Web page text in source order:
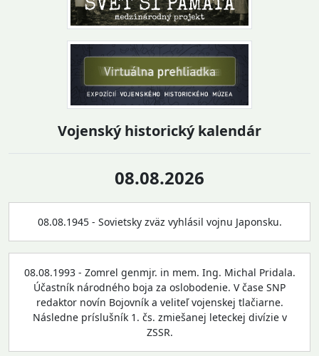
Vojenský historický kalendár
08.08.2026
08.08.1945 - Sovietsky zväz vyhlásil vojnu Japonsku.
08.08.1993 - Zomrel genmjr. in mem. Ing. Michal Pridala.
Účastník národného boja za oslobodenie. V čase SNP
redaktor novín Bojovník a veliteľ vojenskej tlačiarne.
Následne príslušník 1. čs. zmiešanej leteckej divízie v
ZSSR.